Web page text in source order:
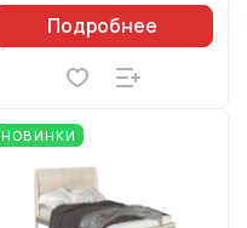
Подробнее
НОВИНКИ